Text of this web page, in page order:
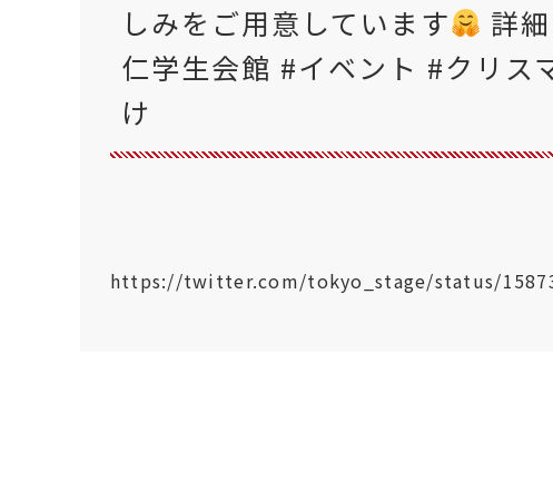
しみをご用意しています
詳
仁学生会館 #イベント #クリス
け
https://twitter.com/tokyo_stage/status/